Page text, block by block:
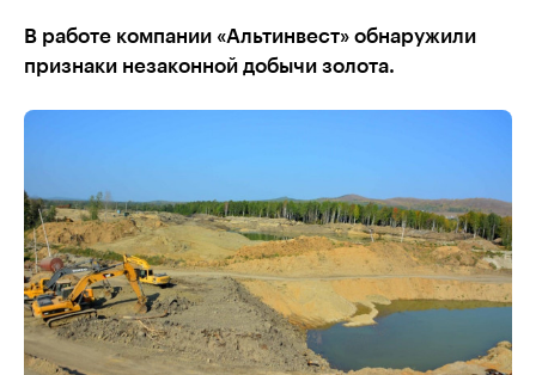
В работе компании «Альтинвест» обнаружили
признаки незаконной добычи золота.